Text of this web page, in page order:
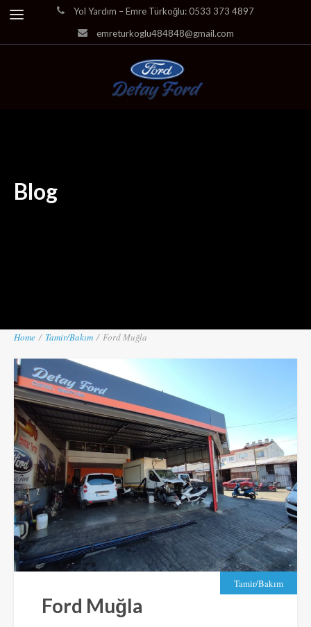
Yol Yardım – Emre Türkoğlu: 0533 373 4897
emreturkoglu484848@gmail.com
Blog
Home / Tamir/Bakım / Ford Muğla
Tamir/Bakım
Ford Muğla